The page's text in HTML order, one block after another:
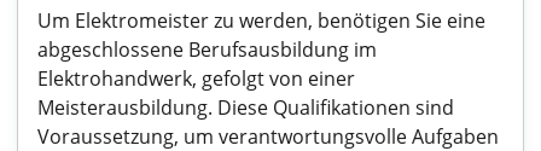
Um Elektromeister zu werden, benötigen Sie eine
abgeschlossene Berufsausbildung im
Elektrohandwerk, gefolgt von einer
Meisterausbildung. Diese Qualifikationen sind
Voraussetzung, um verantwortungsvolle Aufgaben